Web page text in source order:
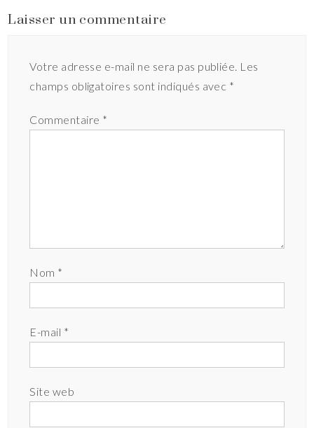
Laisser un commentaire
Votre adresse e-mail ne sera pas publiée. Les
champs obligatoires sont indiqués avec *
Commentaire *
Nom *
E-mail *
Site web